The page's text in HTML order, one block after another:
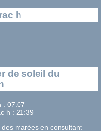
h
de soleil du
: 07:07
h : 21:39
marées en consultant